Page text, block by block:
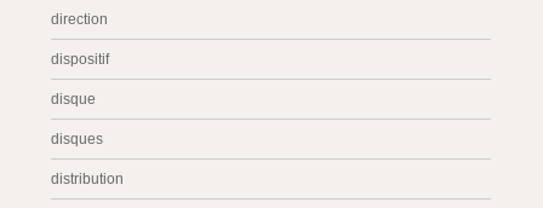
direction
dispositif
disque
disques
distribution